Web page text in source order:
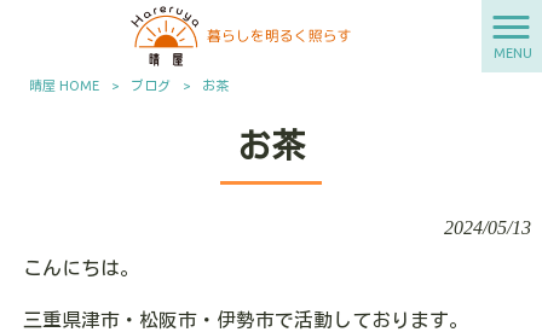
MENU
晴屋 HOME > ブログ > お茶
お茶
2024/05/13
こんにちは。
三重県津市・松阪市・伊勢市で活動しております。